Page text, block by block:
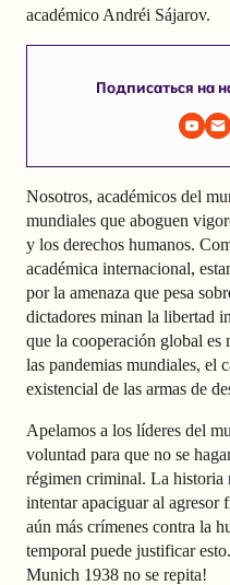
académico Andréi Sájarov.
Подписаться на
Nosotros, académicos del
mundiales que aboguen
y los derechos humanos.
académica internacional,
por la amenaza que pesa
dictadores minan la libertad
que la cooperación global es
las pandemias mundiales, el
existencial de las armas de
Apelamos a los líderes del
voluntad para que no se
régimen criminal. La historia
intentar apaciguar al agresor
aún más crímenes contra la
temporal puede justificar
Munich 1938 no se repita!